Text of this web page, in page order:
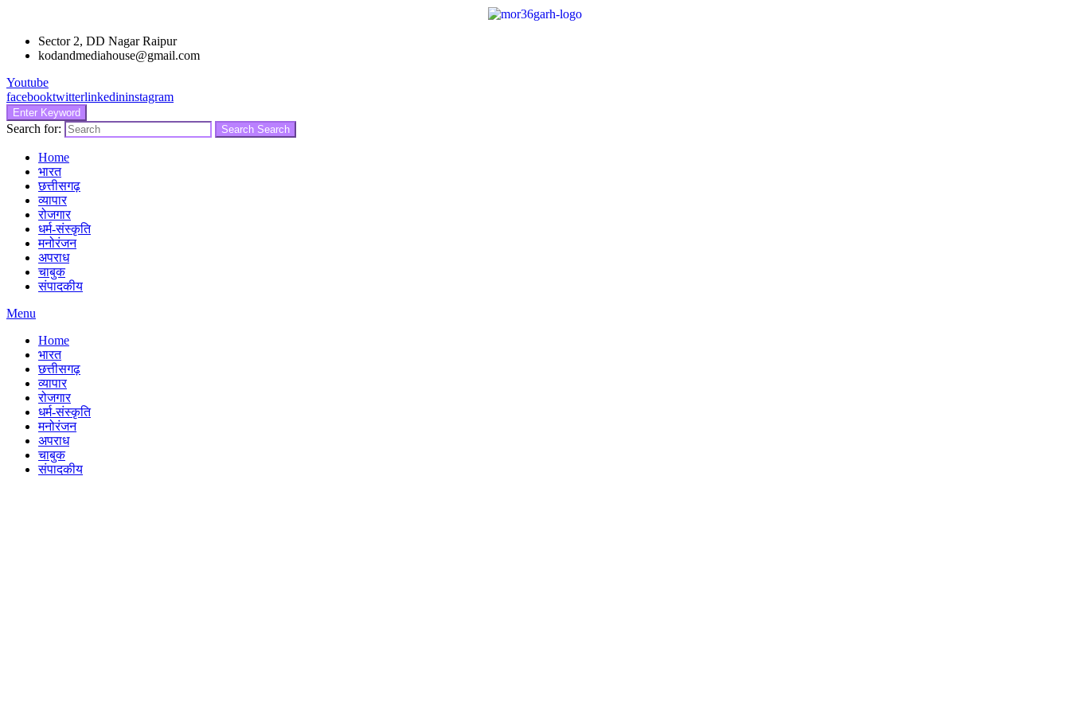
Sector 2, DD Nagar Raipur
kodandmediahouse@gmail.com
Youtube
facebooktwitterlinkedininstagram
Enter Keyword
Search for: Search Search
Home
भारत
छत्तीसगढ़
व्यापार
रोजगार
धर्म-संस्कृति
मनोरंजन
अपराध
चाबुक
संपादकीय
Menu
Home
भारत
छत्तीसगढ़
व्यापार
रोजगार
धर्म-संस्कृति
मनोरंजन
अपराध
चाबुक
संपादकीय